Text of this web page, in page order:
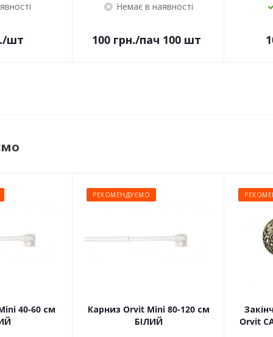
/шт
Немає в наявності
100грн./пач 100 шт
40-60 см
РЕКОМЕНДУЄМО
Карниз Orvit Mini 80-120 см
БІЛИЙ
Orvit